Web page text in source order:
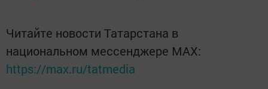
Читайте новости Татарстана в
национальном мессенджере MАХ:
https://max.ru/tatmedia